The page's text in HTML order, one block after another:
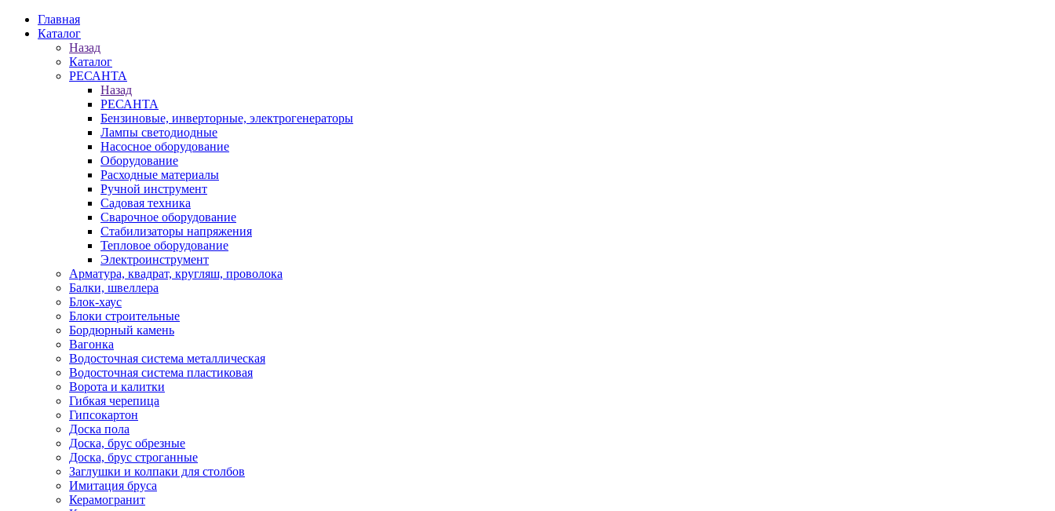
Главная
Каталог
Назад
Каталог
РЕСАНТА
Назад
РЕСАНТА
Бензиновые, инверторные, электрогенераторы
Лампы светодиодные
Насосное оборудование
Оборудование
Расходные материалы
Ручной инструмент
Садовая техника
Сварочное оборудование
Стабилизаторы напряжения
Тепловое оборудование
Электроинструмент
Арматура, квадрат, кругляш, проволока
Балки, швеллера
Блок-хаус
Блоки строительные
Бордюрный камень
Вагонка
Водосточная система металлическая
Водосточная система пластиковая
Ворота и калитки
Гибкая черепица
Гипсокартон
Доска пола
Доска, брус обрезные
Доска, брус строганные
Заглушки и колпаки для столбов
Имитация бруса
Керамогранит